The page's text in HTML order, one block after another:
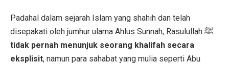
Padahal dalam sejarah Islam yang shahih dan telah
disepakati oleh jumhur ulama Ahlus Sunnah, Rasulullah ﷺ
tidak pernah menunjuk seorang khalifah secara
eksplisit, namun para sahabat yang mulia seperti Abu